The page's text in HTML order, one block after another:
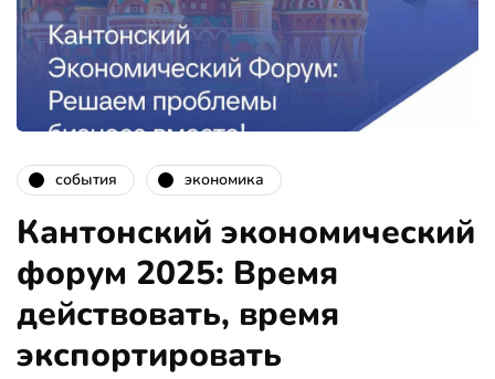
события экономика
Кантонский экономический
форум 2025: Время
действовать, время
экспортировать